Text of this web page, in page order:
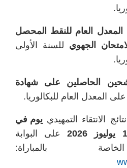
من المعدل العام للنقط المحصل
الجهوي للسنة الأولى
الحاصلين على شهادة
على المعدل العام للبكالوريا.
الانتقاء التمهيدي يوم في
على البوابة
بالمباراة: